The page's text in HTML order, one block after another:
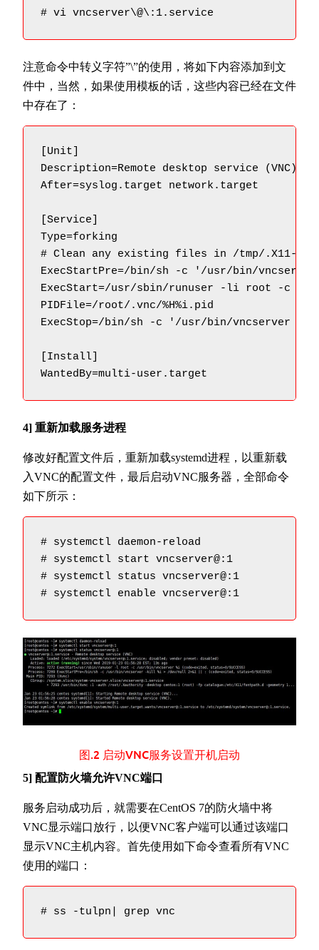
# vi vncserver\@\:1.service
注意命令中转义字符”\”的使用，将如下内容添加到文
件中，当然，如果使用模板的话，这些内容已经在文件
中存在了：
[Unit]
Description=Remote desktop service (VNC)
After=syslog.target network.target
[Service]
Type=forking
# Clean any existing files in /tmp/.X11-unix
ExecStartPre=/bin/sh -c '/usr/bin/
ExecStart=/usr/sbin/runuser -li root -c "/
PIDFile=/root/.vnc/%H%i.pid
ExecStop=/bin/sh -c '/usr/bin/vncserver
[Install]
WantedBy=multi-user.target
4] 重新加载服务进程
修改好配置文件后，重新加载systemd进程，以重新载
入VNC的配置文件，最后启动VNC服务器，全部命令
如下所示：
# systemctl daemon-reload
# systemctl start vncserver@:1
# systemctl status vncserver@:1
# systemctl enable vncserver@:1
图.2 启动VNC服务设置开机启动
5] 配置防火墙允许VNC端口
服务启动成功后，就需要在CentOS 7的防火墙中将
VNC显示端口放行，以便VNC客户端可以通过该端口
显示VNC主机内容。首先使用如下命令查看所有VNC
使用的端口：
# ss -tulpn| grep vnc